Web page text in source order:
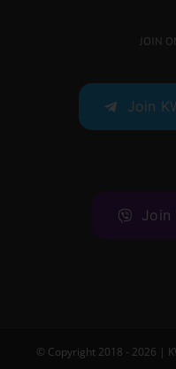
JOIN
Join
Join
© Copyright 2018 - 2026 |